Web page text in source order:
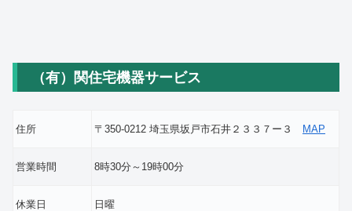
（有）関住宅機器サービス
住所 〒350-0212 埼玉県坂戸市石井２３３７ー３ MAP
営業時間 8時30分～19時00分
休業日 日曜